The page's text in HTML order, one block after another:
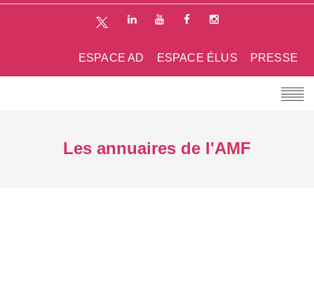
PRESSE
ESPACE ÉLUS
ESPACE AD
Les annuaires de l'AMF